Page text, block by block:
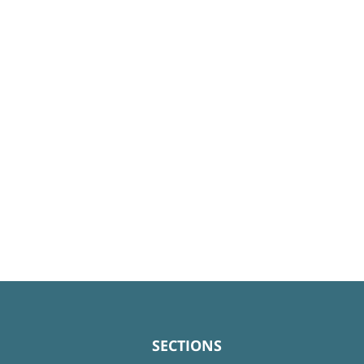
SECTIONS